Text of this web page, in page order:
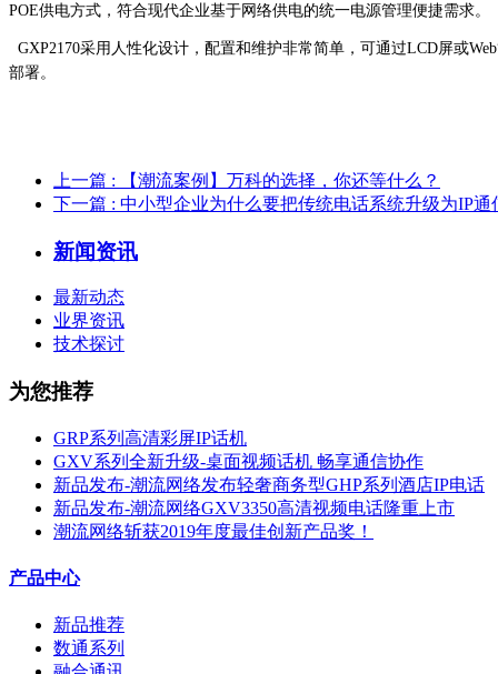
POE供电方式，符合现代企业基于网络供电的统一电源管理便捷需求。
GXP2170采用人性化设计，配置和维护非常简单，可通过LCD屏或
部署。
上一篇 : 【潮流案例】万科的选择，你还等什么？
下一篇 : 中小型企业为什么要把传统电话系统升级为IP通
新闻资讯
最新动态
业界资讯
技术探讨
为您推荐
GRP系列高清彩屏IP话机
GXV系列全新升级-桌面视频话机 畅享通信协作
新品发布-潮流网络发布轻奢商务型GHP系列酒店IP电话
新品发布-潮流网络GXV3350高清视频电话隆重上市
潮流网络斩获2019年度最佳创新产品奖！
产品中心
新品推荐
数通系列